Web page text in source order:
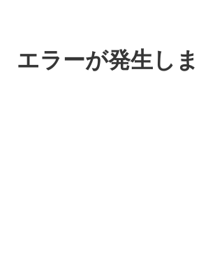
エラーが発生し